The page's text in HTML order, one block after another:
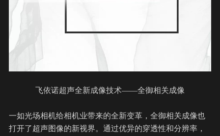
飞依诺超声全新成像技术——全御相关成像
一如光场相机给相机业带来的全新变革，全御相关成像也
打开了超声图像的新视界。通过优异的穿透性和分辨率，